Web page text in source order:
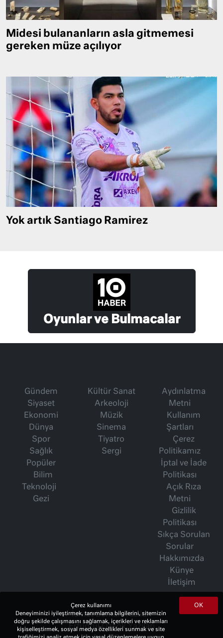
Midesi bulananların asla gitmemesi
gereken müze açılıyor
Yok artık Santiago Ramirez
Oyunlar ve Bulmacalar
Gündem
Siyaset
Ekonomi
Dünya
Spor
Sağlık
Popüler
Bilim
Teknoloji
Gezi
Kültür Sanat
Arkeoloji
Müzik
Sinema
Tiyatro
Sergi
Aydınlatma
Metni
Kullanım
Şartları
Çerez
Politikamız
İptal ve İade
Politikası
Açık Rıza
Metni
Gizlilik
Politikası
Sıkça Sorulan
Sorular
Hakkımızda
Künye
İletişim
İsmet Berkan Yazıları
Ertuğrul Özkök Yazıları
OK
Çerez kullanımı
Deneyiminizi iyileştirmek, tanımlama bilgilerini, sitemizin
doğru şekilde çalışmasını sağlamak, içerikleri ve reklamları
kişiselleştirmek, sosyal medya özellikleri sunmak ve site